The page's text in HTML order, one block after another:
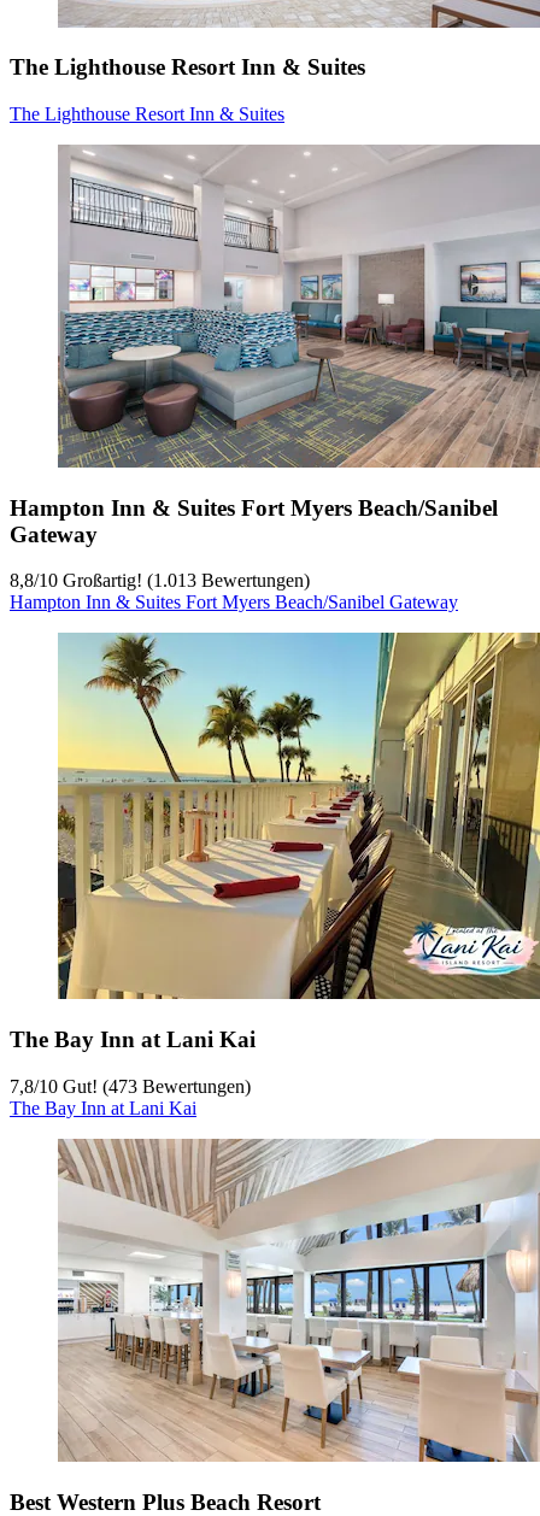
The Lighthouse Resort Inn & Suites
The Lighthouse Resort Inn & Suites
Hampton Inn & Suites Fort Myers Beach/Sanibel
Gateway
8,8/10 Großartig! (1.013 Bewertungen)
Hampton Inn & Suites Fort Myers Beach/Sanibel Gateway
The Bay Inn at Lani Kai
7,8/10 Gut! (473 Bewertungen)
The Bay Inn at Lani Kai
Best Western Plus Beach Resort